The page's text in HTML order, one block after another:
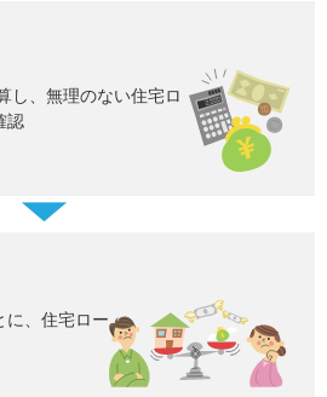
し、無理のない住宅ロ
認
に、住宅ロー